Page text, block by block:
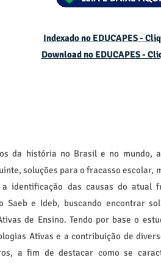
Indexado no EDUCAPES -
Download no EDUCAPES -
da história no Brasil e no mundo,
soluções para o fracasso escolar,
identificação das causas do atual
Saeb e Ideb, buscando encontrar
de Ensino. Tendo por base o
Ativas e a contribuição de
a fim de destacar como se